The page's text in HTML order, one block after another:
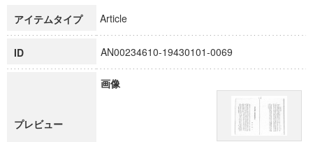
博士課程教育リーディングプログラム「超成熟社会発展のサ
アイテムタイプ Article
ID AN00234610-19430101-0069
プレビュー
画像